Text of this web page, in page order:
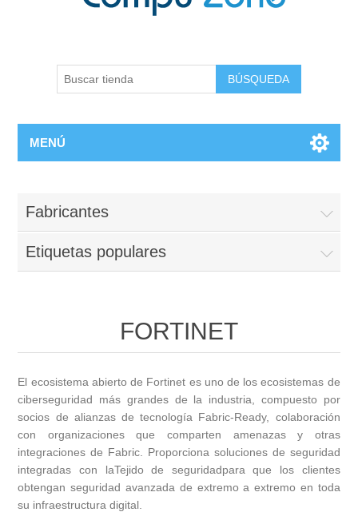
BÚSQUEDA
MENÚ
Fabricantes
Etiquetas populares
FORTINET
El ecosistema abierto de Fortinet es uno de los ecosistemas de
ciberseguridad más grandes de la industria, compuesto por
socios de alianzas de tecnología Fabric-Ready, colaboración
con organizaciones que comparten amenazas y otras
integraciones de Fabric. Proporciona soluciones de seguridad
integradas con laTejido de seguridadpara que los clientes
obtengan seguridad avanzada de extremo a extremo en toda
su infraestructura digital.